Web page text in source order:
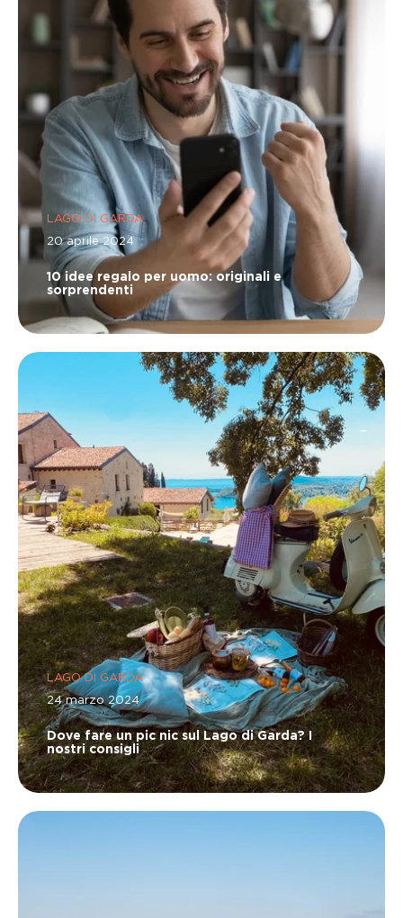
LAGO DI GARDA
20 aprile 2024
10 idee regalo per uomo: originali e
sorprendenti
LAGO DI GARDA
24 marzo 2024
Dove fare un pic nic sul Lago di Garda? I
nostri consigli